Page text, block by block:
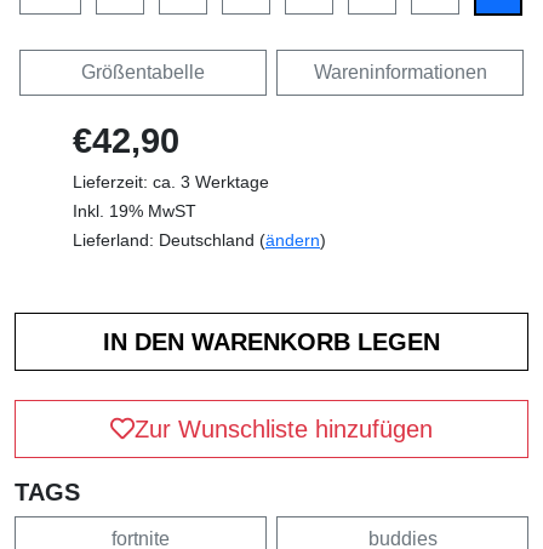
Größentabelle Wareninformationen
€42,90
Lieferzeit: ca. 3 Werktage
Inkl. 19% MwST
Lieferland: Deutschland (ändern)
Zur Wunschliste hinzufügen
TAGS
fortnite buddies